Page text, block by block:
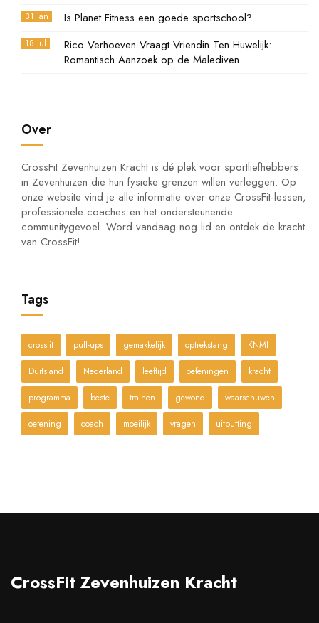
31 jan Is Planet Fitness een goede sportschool?
18 jul
Rico Verhoeven Vraagt Vriendin Ten Huwelijk:
Romantisch Aanzoek op de Malediven
Over
CrossFit Zevenhuizen Kracht is dé plek voor sportliefhebbers
in Zevenhuizen die hun fysieke grenzen willen verleggen. Op
onze website vind je alle informatie over onze CrossFit-lessen,
professionele coaches en het ondersteunende
communitygevoel. Word vandaag nog lid en ontdek de kracht
van CrossFit!
Tags
crossfit pull-ups gemakkelijk optrekstang KNMI
Duitsland Nederland leeftijd oefeningen kracht
programma beste trainen gewond waarschuwen
oefening coach moeilijk vragen uitputting
CrossFit Zevenhuizen Kracht